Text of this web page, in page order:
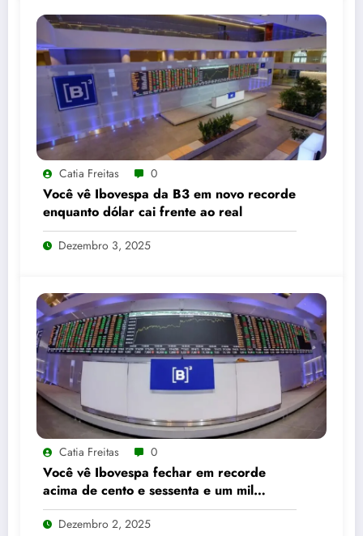
Catia Freitas 0
Você vê Ibovespa da B3 em novo recorde
enquanto dólar cai frente ao real
Dezembro 3, 2025
Catia Freitas 0
Você vê Ibovespa fechar em recorde
acima de cento e sessenta e um mil
pontos enquanto dólar recua para cinco
reais e trinta e três centavos
Dezembro 2, 2025